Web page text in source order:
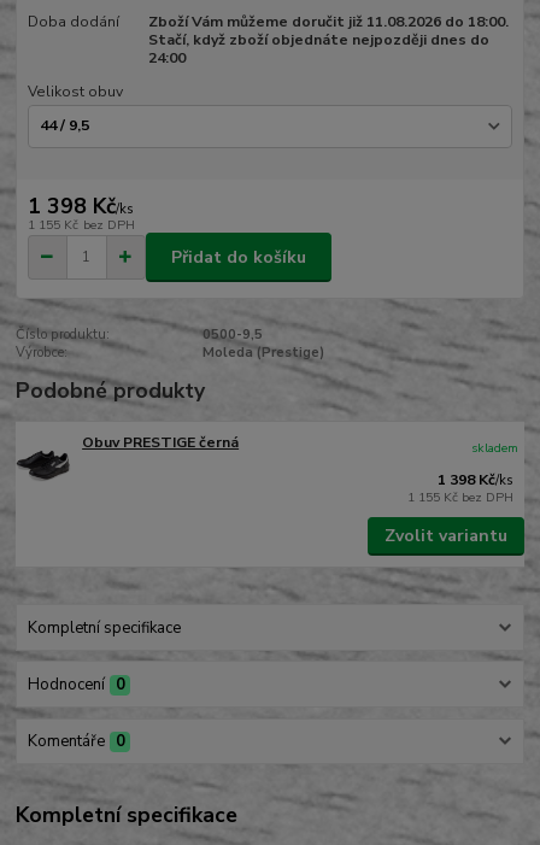
Doba dodání
Zboží Vám můžeme doručit již 11.08.2026 do 18:00.
Stačí, když zboží objednáte nejpozději dnes do
24:00
Velikost obuv
1 398 Kč/ks
1 155 Kč bez DPH
Přidat do košíku
Číslo produktu:
0500-9,5
Výrobce:
Moleda (Prestige)
Podobné produkty
Obuv PRESTIGE černá
1 398 Kč/ks
1 155 Kč bez DPH
skladem
Zvolit variantu
Kompletní specifikace
Hodnocení 0
Komentáře 0
Kompletní specifikace